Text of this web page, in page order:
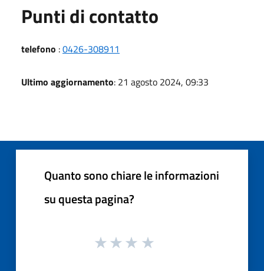
Punti di contatto
telefono :0426-308911
Ultimo aggiornamento: 21 agosto 2024, 09:33
Quanto sono chiare le informazioni
su questa pagina?